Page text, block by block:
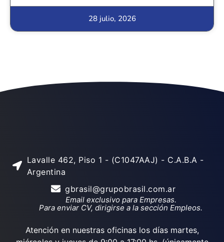
28 julio, 2026
Lavalle 462, Piso 1 - (C1047AAJ) - C.A.B.A -
Argentina
gbrasil@grupobrasil.com.ar
Email exclusivo para Empresas.
Para enviar CV, dirigirse a la sección Empleos.
Atención en nuestras oficinas los días martes,